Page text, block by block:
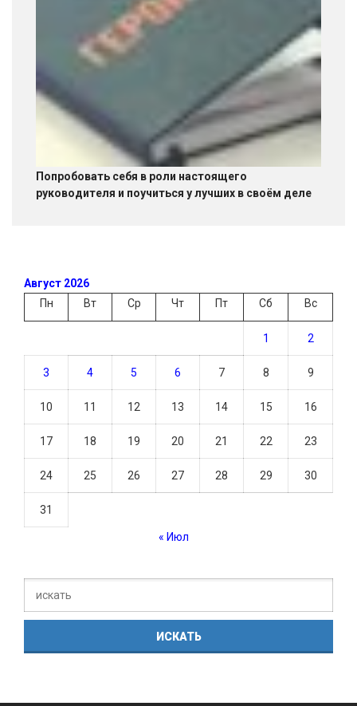
Попробовать себя в роли настоящего
руководителя и поучиться у лучших в своём деле
Август 2026
Пн
Вт Ср Чт Пт Сб Вс
1 2
3 4 5 6 7 8 9
10 11 12 13 14 15 16
17 18 19 20 21 22 23
24 25 26 27 28 29 30
31
« Июл